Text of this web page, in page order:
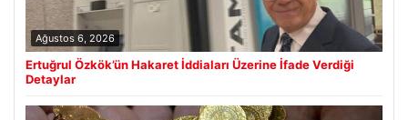
Ağustos 6, 2026
Ertuğrul Özkök’ün Hakaret İddiaları Üzerine İfade Verdiği
Detaylar